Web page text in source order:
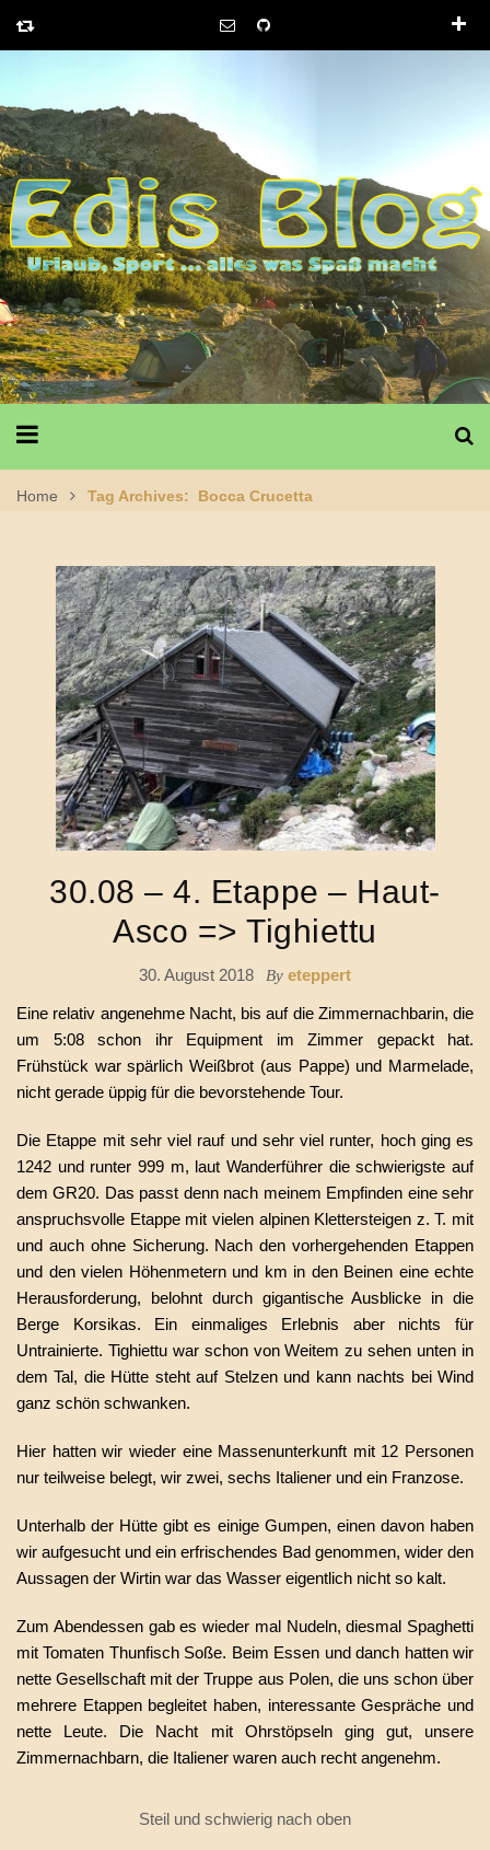
Home Tag Archives: Bocca Crucetta
30.08 – 4. Etappe – Haut-
Asco => Tighiettu
30. August 2018 By eteppert
Eine relativ angenehme Nacht, bis auf die Zimmernachbarin, die
um 5:08 schon ihr Equipment im Zimmer gepackt hat.
Frühstück war spärlich Weißbrot (aus Pappe) und Marmelade,
nicht gerade üppig für die bevorstehende Tour.
Die Etappe mit sehr viel rauf und sehr viel runter, hoch ging es
1242 und runter 999 m, laut Wanderführer die schwierigste auf
dem GR20. Das passt denn nach meinem Empfinden eine sehr
anspruchsvolle Etappe mit vielen alpinen Klettersteigen z. T. mit
und auch ohne Sicherung. Nach den vorhergehenden Etappen
und den vielen Höhenmetern und km in den Beinen eine echte
Herausforderung, belohnt durch gigantische Ausblicke in die
Berge Korsikas. Ein einmaliges Erlebnis aber nichts für
Untrainierte. Tighiettu war schon von Weitem zu sehen unten in
dem Tal, die Hütte steht auf Stelzen und kann nachts bei Wind
ganz schön schwanken.
Hier hatten wir wieder eine Massenunterkunft mit 12 Personen
nur teilweise belegt, wir zwei, sechs Italiener und ein Franzose.
Unterhalb der Hütte gibt es einige Gumpen, einen davon haben
wir aufgesucht und ein erfrischendes Bad genommen, wider den
Aussagen der Wirtin war das Wasser eigentlich nicht so kalt.
Zum Abendessen gab es wieder mal Nudeln, diesmal Spaghetti
mit Tomaten Thunfisch Soße. Beim Essen und danch hatten wir
nette Gesellschaft mit der Truppe aus Polen, die uns schon über
mehrere Etappen begleitet haben, interessante Gespräche und
nette Leute. Die Nacht mit Ohrstöpseln ging gut, unsere
Zimmernachbarn, die Italiener waren auch recht angenehm.
Steil und schwierig nach oben